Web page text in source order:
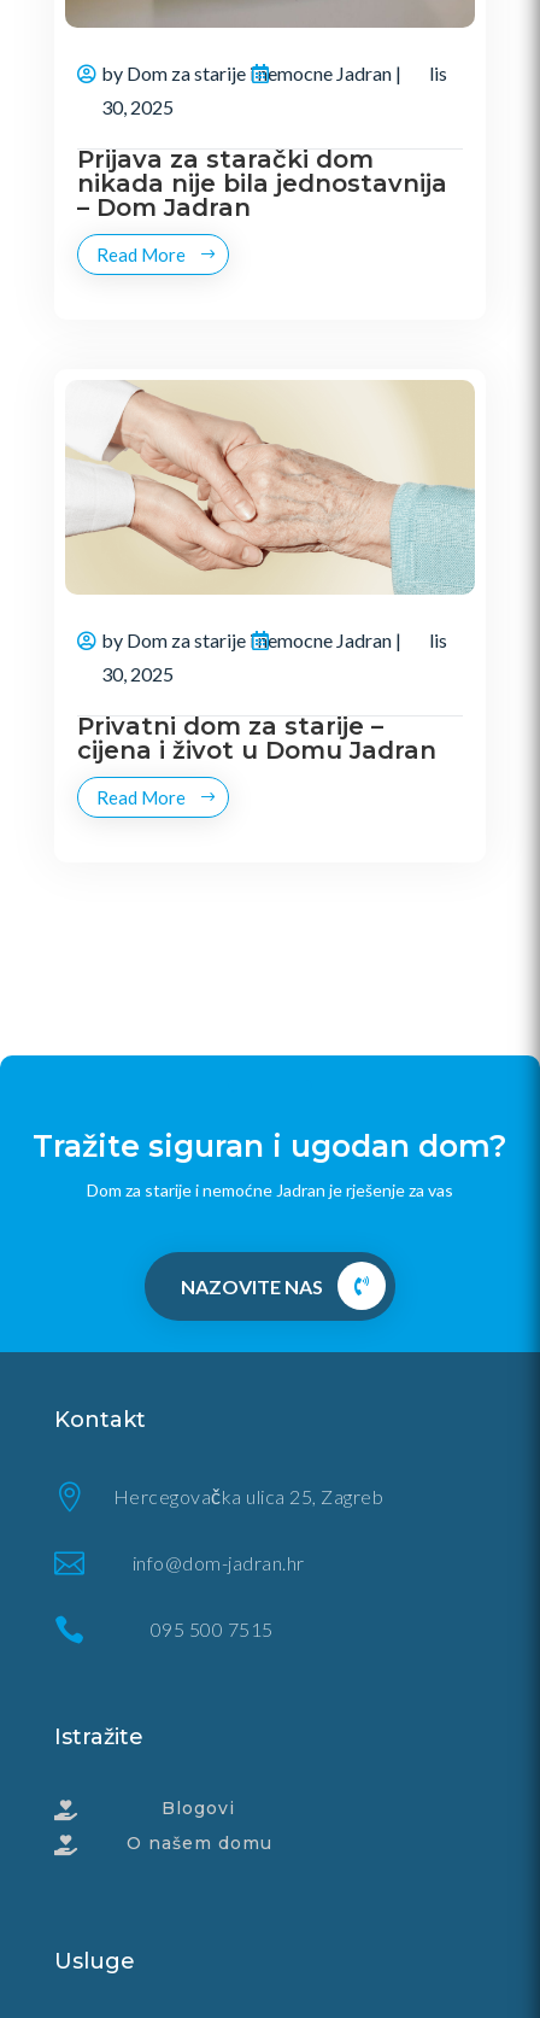
Prijava za starački dom
nikada nije bila jednostavnija
– Dom Jadran
by Dom za starije i nemocne Jadran|
lis
30, 2025
Read More
Privatni dom za starije –
cijena i život u Domu Jadran
by Dom za starije i nemocne Jadran|
lis
30, 2025
Read More
Tražite siguran i ugodan dom?
Dom za starije i nemoćne Jadran je rješenje za vas
NAZOVITE NAS
Kontakt
 Hercegovačka ulica 25, Zagreb
 info@dom-jadran.hr
 095 500 7515
Istražite
 Blogovi
 O našem domu
Usluge